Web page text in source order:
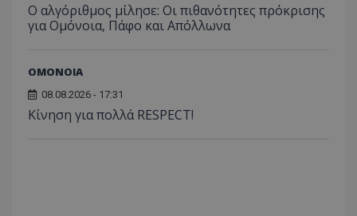
Ο αλγόριθμος μίλησε: Οι πιθανότητες πρόκρισης
για Ομόνοια, Πάφο και Απόλλωνα
ΟΜΟΝΟΙΑ
08.08.2026 - 17:31
Κίνηση για πολλά RESPECT!